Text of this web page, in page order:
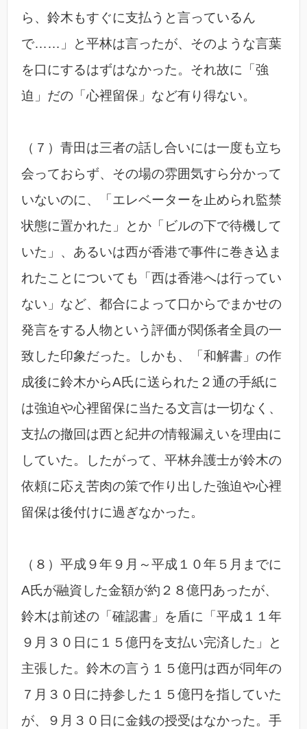
ら、鈴木もすぐに支払うと言っているん
で……」と平林は言ったが、そのような言葉
を口にするはずはなかった。それ故に「強
迫」だの「心裡留保」など有り得ない。
（７）青田は三者の話し合いには一度も立ち
会っておらず、その場の雰囲気すら分かって
いないのに、「エレベーターを止められ監禁
状態に置かれた」とか「ビルの下で待機して
いた」、あるいは西が香港で事件に巻き込ま
れたことについても「西は香港へは行ってい
ない」など、都合によって口からでまかせの
発言をする人物という評価が関係者全員の一
致した印象だった。しかも、「和解書」の作
成後に鈴木からA氏に送られた２通の手紙に
は強迫や心裡留保に当たる文言は一切なく、
支払の撤回は西と紀井の情報漏えいを理由に
していた。したがって、平林弁護士が鈴木の
依頼に応え苦肉の策で作り出した強迫や心裡
留保は後付けに過ぎなかった。
（８）平成９年９月～平成１０年５月までに
A氏が融資した金額が約２８億円あったが、
鈴木は前述の「確認書」を盾に「平成１１年
９月３０日に１５億円を支払い完済した」と
主張した。鈴木の言う１５億円は西が同年の
７月３０日に持参した１５億円を指していた
が、９月３０日に金銭の授受はなかった。手